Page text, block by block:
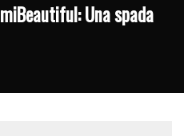
Una spada